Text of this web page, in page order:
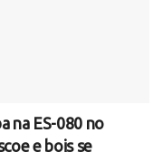
na ES-080 no
e bois se